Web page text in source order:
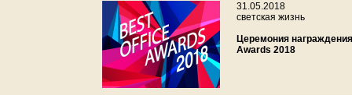
31.05.2018
светская жизнь
Церемония
Awards 2018